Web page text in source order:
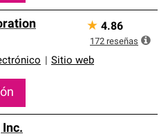
Sitio web
★ 4.86
172 reseñas